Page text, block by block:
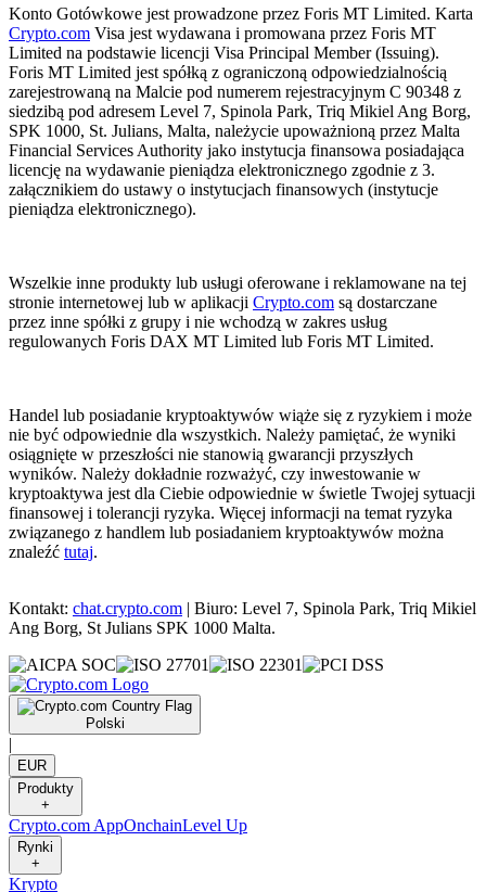
Konto Gotówkowe jest prowadzone przez Foris MT Limited. Karta
Crypto.com Visa jest wydawana i promowana przez Foris MT
Limited na podstawie licencji Visa Principal Member (Issuing).
Foris MT Limited jest spółką z ograniczoną odpowiedzialnością
zarejestrowaną na Malcie pod numerem rejestracyjnym C 90348 z
siedzibą pod adresem Level 7, Spinola Park, Triq Mikiel Ang Borg,
SPK 1000, St. Julians, Malta, należycie upoważnioną przez Malta
Financial Services Authority jako instytucja finansowa posiadająca
licencję na wydawanie pieniądza elektronicznego zgodnie z 3.
załącznikiem do ustawy o instytucjach finansowych (instytucje
pieniądza elektronicznego).
Wszelkie inne produkty lub usługi oferowane i reklamowane na tej
stronie internetowej lub w aplikacji Crypto.com są dostarczane
przez inne spółki z grupy i nie wchodzą w zakres usług
regulowanych Foris DAX MT Limited lub Foris MT Limited.
Handel lub posiadanie kryptoaktywów wiąże się z ryzykiem i może
nie być odpowiednie dla wszystkich. Należy pamiętać, że wyniki
osiągnięte w przeszłości nie stanowią gwarancji przyszłych
wyników. Należy dokładnie rozważyć, czy inwestowanie w
kryptoaktywa jest dla Ciebie odpowiednie w świetle Twojej sytuacji
finansowej i tolerancji ryzyka. Więcej informacji na temat ryzyka
związanego z handlem lub posiadaniem kryptoaktywów można
znaleźć tutaj.
Kontakt: chat.crypto.com | Biuro: Level 7, Spinola Park, Triq Mikiel
Ang Borg, St Julians SPK 1000 Malta.
Polski
|
EUR
Produkty
+
Crypto.com AppOnchainLevel Up
Rynki
+
Krypto